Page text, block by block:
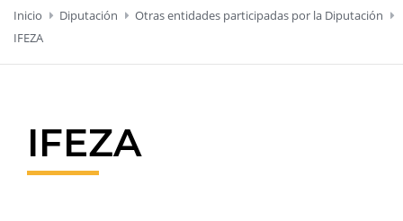
Inicio Diputación
Otras entidades participadas por la Diputación
IFEZA
IFEZA